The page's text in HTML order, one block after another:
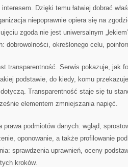
Dzięki temu łatwiej dobrać
niepoprawnie opiera się na
zgoda nie jest uniwersalnym
dobrowolności, określonego celu,
transparentność. Serwis pokazuje, jak
podstawie, do kiedy, komu
Transparentność staje się tu
elementem zmniejszania napięć.
prawa podmiotów danych: wgląd,
oponowanie, a także profilowanie
sprawdzenia uprawnień, oceny
kroków.